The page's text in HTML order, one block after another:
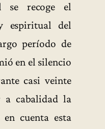
se recoge el
espiritual del
período de
en el silencio
casi veinte
a cabalidad la
cuenta esta